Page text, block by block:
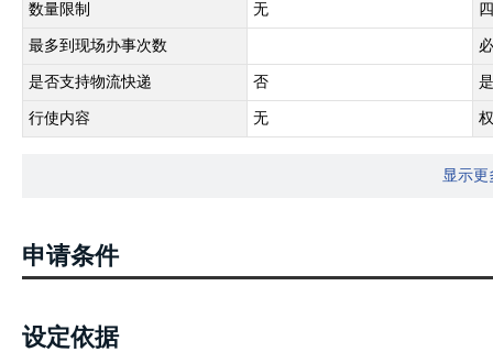
数量限制 无
最多到现场办事次数
是否支持物流快递 否
行使内容 无
显示更
申请条件
设定依据